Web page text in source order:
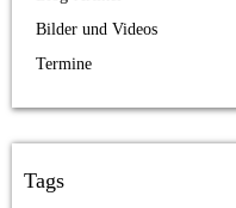
Bilder und Videos
Termine
Tags